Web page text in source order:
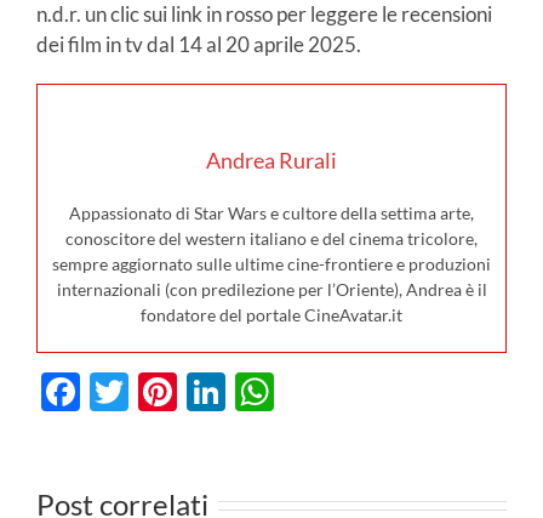
n.d.r. un clic sui link in rosso per leggere le recensioni
dei film in tv dal 14 al 20 aprile 2025.
Andrea Rurali
Appassionato di Star Wars e cultore della settima arte,
conoscitore del western italiano e del cinema tricolore,
sempre aggiornato sulle ultime cine-frontiere e produzioni
internazionali (con predilezione per l’Oriente), Andrea è il
fondatore del portale CineAvatar.it
Facebook
Twitter
Pinterest
LinkedIn
Post correlati